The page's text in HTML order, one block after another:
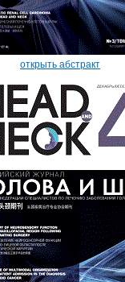
открыть абстракт